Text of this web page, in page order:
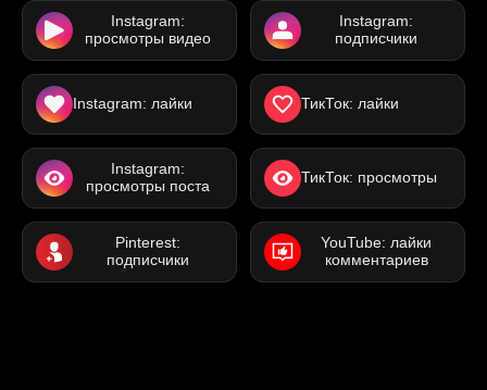
Instagram:
просмотры видео
Instagram:
подписчики
Instagram: лайки ТикТок: лайки
Instagram:
просмотры поста
ТикТок: просмотры
Pinterest:
подписчики
YouTube: лайки
комментариев